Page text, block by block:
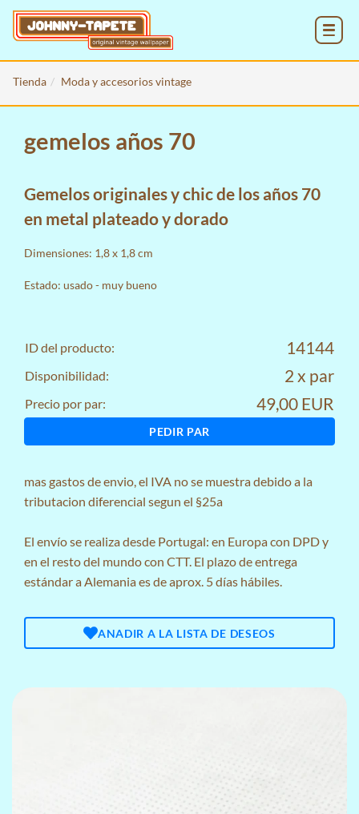
Tienda Moda y accesorios vintage
gemelos años 70
Gemelos originales y chic de los años 70
en metal plateado y dorado
Dimensiones: 1,8 x 1,8 cm
Estado: usado - muy bueno
ID del producto: 14144
Disponibilidad: 2 x par
Precio por par: 49,00 EUR
PEDIR PAR
masgastos de envio, el IVA no se muestra debido a la
tributacion diferencial segun el §25a
El envío se realiza desde Portugal: en Europa con DPD y
en el resto del mundo con CTT. El plazo de entrega
estándar a Alemania es de aprox. 5 días hábiles.
ANADIR A LA LISTA DE DESEOS